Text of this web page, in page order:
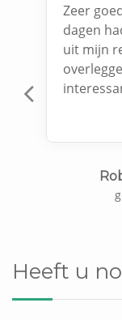
Zeer
dagen
uit mijn
Heeft u